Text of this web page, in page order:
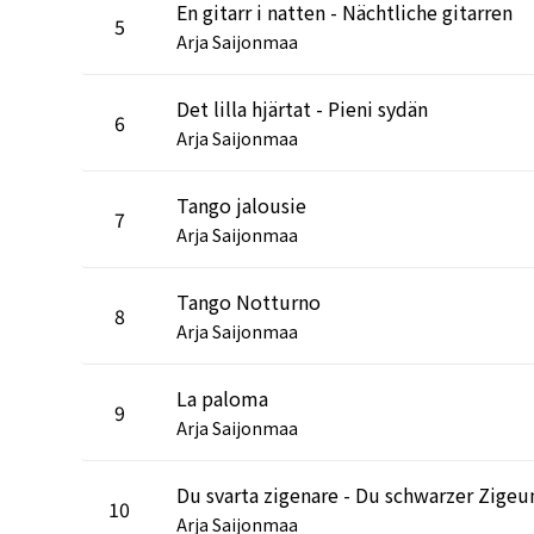
5 En gitarr i natten - Nächtliche gitarren
Arja Saijonmaa
6 Det lilla hjärtat - Pieni sydän
Arja Saijonmaa
7 Tango jalousie
Arja Saijonmaa
8 Tango Notturno
Arja Saijonmaa
9 La paloma
Arja Saijonmaa
10 Du svarta zigenare - Du schwarzer
Arja Saijonmaa